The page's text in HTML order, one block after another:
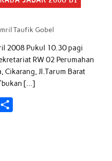
Taufik Gobel
2008 Pukul 10.30 pagi
RW 02 Perumahan
Cikarang, Jl.Tarum Barat
[…]